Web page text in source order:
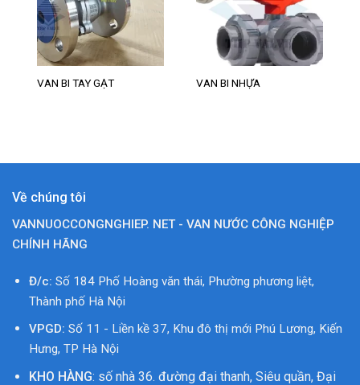
Add to
wishlist
VAN BI TAY GẠT
Add to
wishlist
VAN BI NHỰA
Về chúng tôi
VANNUOCCONGNGHIEP. NET - VAN NƯỚC CÔNG NGHIỆP
CHÍNH HÃNG
Đ/c: Số 184 Phố Hoàng văn thái, Phường phương liệt,
Thành phố Hà Nội
VPGD: Số 11 - Liền kề 37, Khu đô thị mới Phú Lương, Kiến
Hưng, TP Hà Nội
KHO HÀNG: số nhà 36. đường đại thanh, Siêu quần, Đại